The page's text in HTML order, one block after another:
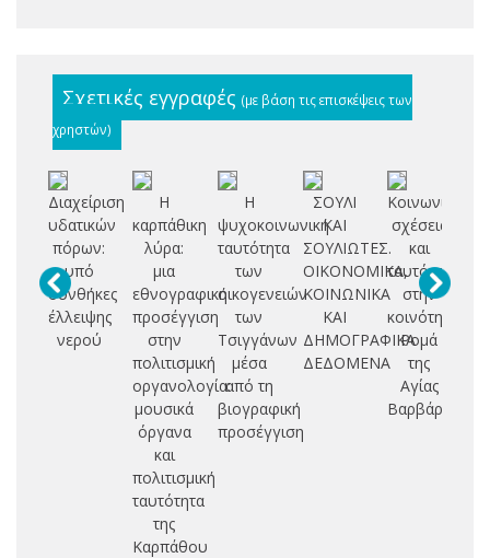
Σχετικές εγγραφές (με βάση τις επισκέψεις των
χρηστών)
Διαχείριση
υδατικών
πόρων:
υπό
συνθήκες
έλλειψης
νερού
Η
καρπάθικη
λύρα:
μια
εθνογραφική
προσέγγιση
στην
πολιτισμική
οργανολογία:
μουσικά
όργανα
και
πολιτισμική
ταυτότητα
της
Καρπάθου
Η
ψυχοκοινωνική
ταυτότητα
των
οικογενειών
των
Τσιγγάνων
μέσα
από τη
βιογραφική
προσέγγιση
ΣΟΥΛΙ
ΚΑΙ
ΣΟΥΛΙΩΤΕΣ.
ΟΙΚΟΝΟΜΙΚΑ,
ΚΟΙΝΩΝΙΚΑ
ΚΑΙ
ΔΗΜΟΓΡΑΦΙΚΑ
ΔΕΔΟΜΕΝΑ
Κοινωνικές
σχέσεις
και
ταυτότητες
στην
κοινότητα
Ρομά
της
Αγίας
Βαρβάρας